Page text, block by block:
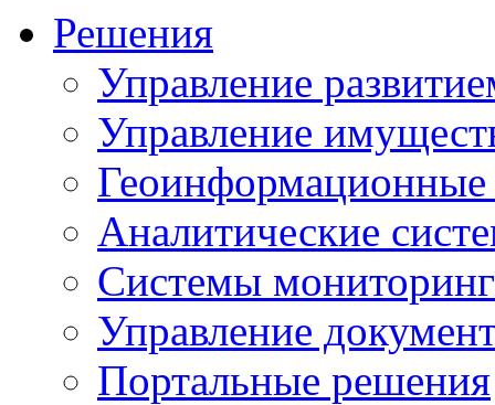
Решения
Управление
Управление
Аналитические
Системы
Управление
Портальные решения